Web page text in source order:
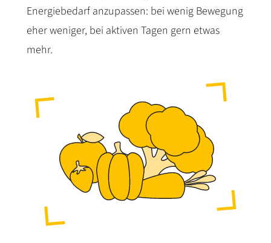
Energiebedarf anzupassen: bei wenig Bewegung
eher weniger, bei aktiven Tagen gern etwas
mehr.